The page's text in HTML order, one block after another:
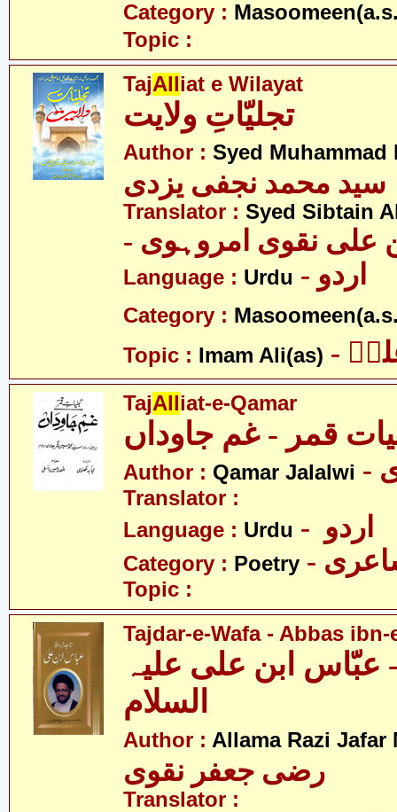
Category :
Topic :
TajAlliat e Wilayat
تجلیّاتِ ولایت
Author : Syed Muhammad
سید محمد نجفی یزدی
Translator : Syed Sibtain
علی نقوی امروہوی
Language : Urdu - اردو
Category :
Topic : Imam Ali(as)
TajAlliat-e-Qamar
قمر - غم جاوداں
Author : Qamar Jalalwi
Translator :
Language : Urdu
Category : Poetry
Topic :
Tajdar-e-Wafa - Abbas ibn-
- عبّاس ابن علی علیہ
Author : Allama Razi Jafar
رضی جعفر نقوی
Translator :